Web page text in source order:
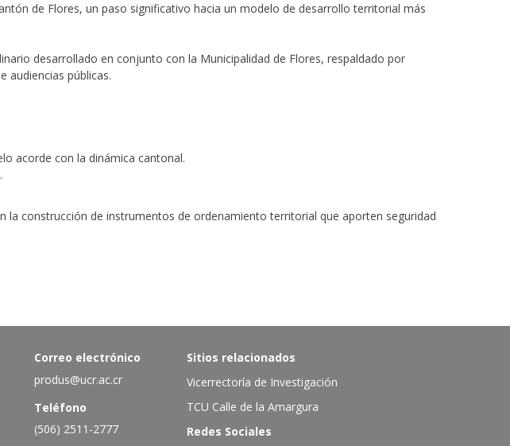
de Flores, un paso significativo hacia un modelo de desarrollo territorial más
desarrollado en conjunto con la Municipalidad de Flores, respaldado por
audiencias públicas.
acorde con la dinámica cantonal.
construcción de instrumentos de ordenamiento territorial que aporten seguridad
Correo electrónico
produs@ucr.ac.cr
Teléfono
(506) 2511-2777
Sitios relacionados
Vicerrectoría de Investigación
TCU Calle de la Amargura
Redes Sociales